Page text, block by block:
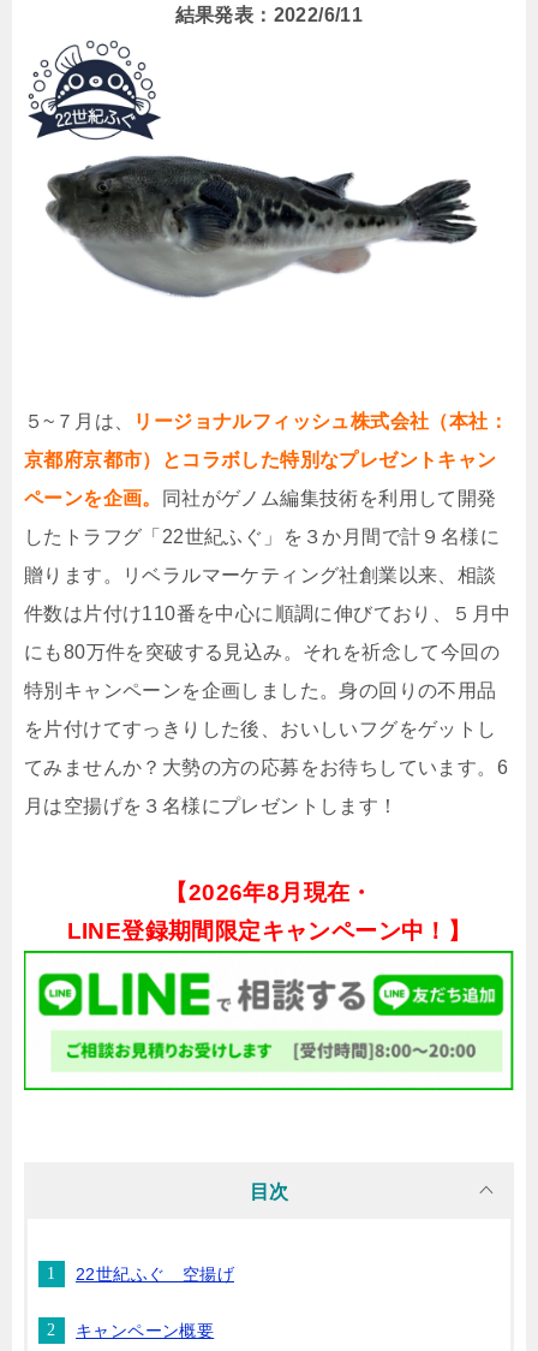
結果発表：2022/6/11
５~７月は、
リージョナルフィッシュ株式会社（本社：
京都府京都市）とコラボした特別なプレゼントキャン
ペーンを企画。
同社がゲノム編集技術を利⽤して開発
したトラフグ「22世紀ふぐ」を３か⽉間で計９名様に
贈ります。リベラルマーケティング社創業以来、相談
件数は⽚付け110番を中⼼に順調に伸びており、５⽉中
にも80万件を突破する⾒込み。それを祈念して今回の
特別キャンペーンを企画しました。⾝の回りの不⽤品
を⽚付けてすっきりした後、おいしいフグをゲットし
てみませんか？⼤勢の⽅の応募をお待ちしています。6
月は空揚げを３名様にプレゼントします！
【2026年8月現在・
LINE登録期間限定キャンペーン中！】
目次
22世紀ふぐ 空揚げ
キャンペーン概要